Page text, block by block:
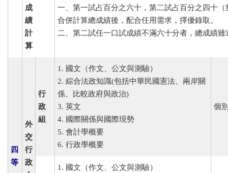
成
績
計
算
一、第一試占百分之六十，第二試占百分之四十
合併計算總成績後，配合任用需求，擇優錄取。
二、第二試任一口試成績不滿六十分者，總成績
四
等
外
交
行
政
行
政
組
1. 國文（作文、公文與測驗）
2. 綜合法政知識(包括中華民國憲法、兩岸關
係、比較政府與政治)
3. 英文
4. 國際關係與國際現勢
5. 會計學概要
6. 行政學概要
個
1. 國文（作文、公文與測驗）